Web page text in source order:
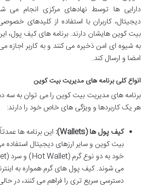
دارایی ها توسط نهادهای مرکزی انجام می
دیجیتال، کاربران با استفاده از کلیدهای
بیت کوین هایشان دارند. برنامه های کیف پول،
به شیوه ای امن ذخیره می کنند و به کاربر اجازه
امضا و ارسال کند.
انواع کلی برنامه های مدیریت بیت کوین
برنامه های مدیریت بیت کوین را می توان به سه
هر یک کاربردها و ویژگی های خاص خود را دارند:
کیف پول ها (Wallets):
این برنامه ها
بیت کوین و سایر ارزهای دیجیتال
می شوند. کیف پول های گرم همواره به
دسترسی سریع تری را فراهم می کنند، در